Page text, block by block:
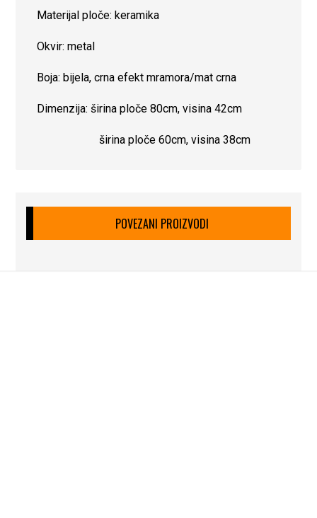
Materijal ploče: keramika
Okvir: metal
Boja: bijela, crna efekt mramora/mat crna
Dimenzija: širina ploče 80cm, visina 42cm
širina ploče 60cm, visina 38cm
POVEZANI PROIZVODI